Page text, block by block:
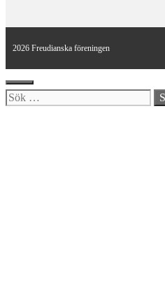
2026 Freudianska föreningen
Stäng
Sök